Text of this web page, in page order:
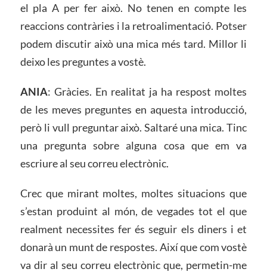
el pla A per fer això. No tenen en compte les
reaccions contràries i la retroalimentació. Potser
podem discutir això una mica més tard. Millor li
deixo les preguntes a vostè.
ANIA: Gràcies. En realitat ja ha respost moltes
de les meves preguntes en aquesta introducció,
però li vull preguntar això. Saltaré una mica. Tinc
una pregunta sobre alguna cosa que em va
escriure al seu correu electrònic.
Crec que mirant moltes, moltes situacions que
s’estan produint al món, de vegades tot el que
realment necessites fer és seguir els diners i et
donarà un munt de respostes. Així que com vostè
va dir al seu correu electrònic que, permetin-me